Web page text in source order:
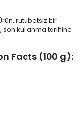
rutubetsiz bir
son kullanma tarihine
Facts (100 g):